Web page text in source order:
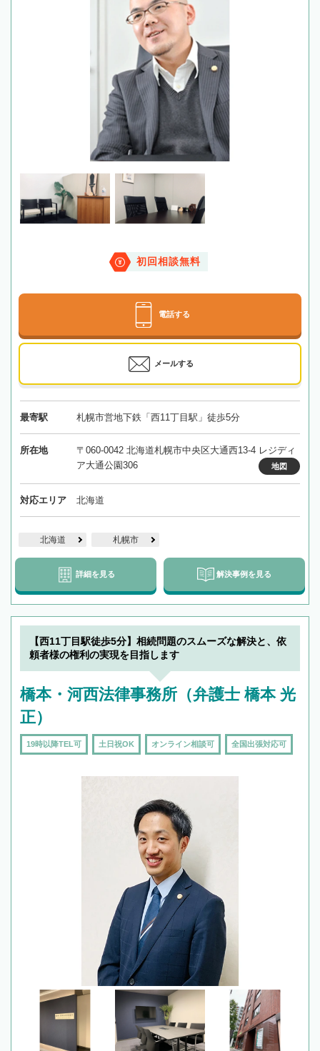
初回相談無料
電話する
メールする
最寄駅 札幌市営地下鉄「西11丁目駅」徒歩5分
所在地
〒060-0042 北海道札幌市中央区大通西13-4 レジディ
ア大通公園306
地図
対応エリア 北海道
北海道 札幌市
詳細を見る 解決事例を見る
【西11丁目駅徒歩5分】相続問題のスムーズな解決と、依
頼者様の権利の実現を目指します
橋本・河西法律事務所（弁護士 橋本 光
正）
19時以降TEL可 土日祝OK オンライン相談可 全国出張対応可